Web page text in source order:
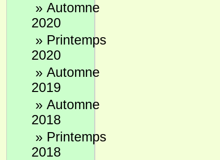
» Automne
2020
» Printemps
2020
» Automne
2019
» Automne
2018
» Printemps
2018